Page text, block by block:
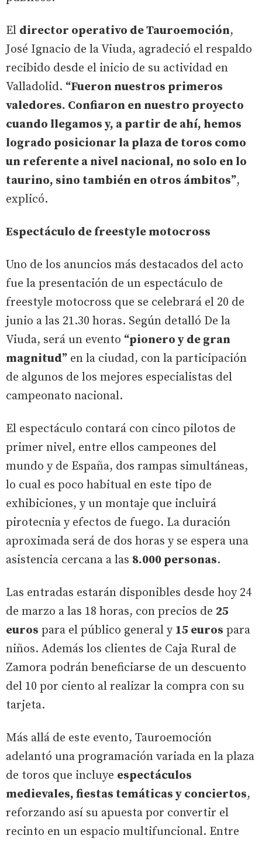
El director operativo de Tauroemoción,
José Ignacio de la Viuda, agradeció el respaldo
recibido desde el inicio de su actividad en
Valladolid. “Fueron nuestros primeros
valedores. Confiaron en nuestro proyecto
cuando llegamos y, a partir de ahí, hemos
logrado posicionar la plaza de toros como
un referente a nivel nacional, no solo en lo
taurino, sino también en otros ámbitos”,
explicó.
Espectáculo de freestyle motocross
Uno de los anuncios más destacados del acto
fue la presentación de un espectáculo de
freestyle motocross que se celebrará el 20 de
junio a las 21.30 horas. Según detalló De la
Viuda, será un evento “pionero y de gran
magnitud” en la ciudad, con la participación
de algunos de los mejores especialistas del
campeonato nacional.
El espectáculo contará con cinco pilotos de
primer nivel, entre ellos campeones del
mundo y de España, dos rampas simultáneas,
lo cual es poco habitual en este tipo de
exhibiciones, y un montaje que incluirá
pirotecnia y efectos de fuego. La duración
aproximada será de dos horas y se espera una
asistencia cercana a las 8.000 personas.
Las entradas estarán disponibles desde hoy 24
de marzo a las 18 horas, con precios de 25
euros para el público general y 15 euros para
niños. Además los clientes de Caja Rural de
Zamora podrán beneficiarse de un descuento
del 10 por ciento al realizar la compra con su
tarjeta.
Más allá de este evento, Tauroemoción
adelantó una programación variada en la plaza
de toros que incluye espectáculos
medievales, fiestas temáticas y conciertos,
reforzando así su apuesta por convertir el
recinto en un espacio multifuncional. Entre